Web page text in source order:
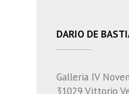
DARIO DE
Galleria IV
31029 Vittorio